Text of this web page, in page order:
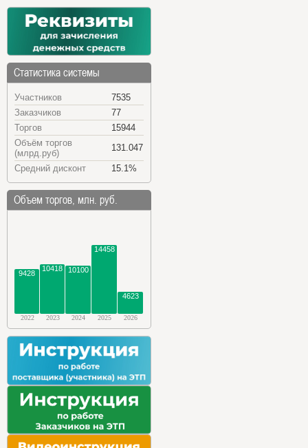
Статистика системы
Участников
7535
Заказчиков
77
Торгов
15944
Объём торгов
(млрд.руб)
131.047
Средний дисконт
15.1%
Объем торгов, млн. руб.
9428
10418 10100
14458
4623
2022 2023 2024 2025 2026